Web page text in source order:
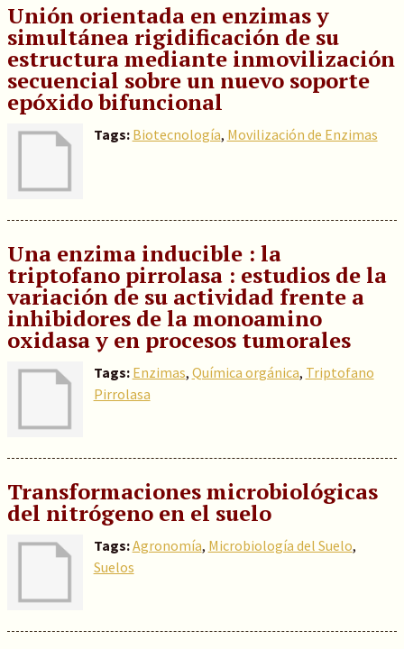
Unión orientada en enzimas y
simultánea rigidificación de su
estructura mediante inmovilización
secuencial sobre un nuevo soporte
epóxido bifuncional
Tags: Biotecnología, Movilización de Enzimas
Una enzima inducible : la
triptofano pirrolasa : estudios de la
variación de su actividad frente a
inhibidores de la monoamino
oxidasa y en procesos tumorales
Tags: Enzimas, Química orgánica, Triptofano
Pirrolasa
Transformaciones microbiológicas
del nitrógeno en el suelo
Tags:Agronomía, Microbiología del Suelo,
Suelos